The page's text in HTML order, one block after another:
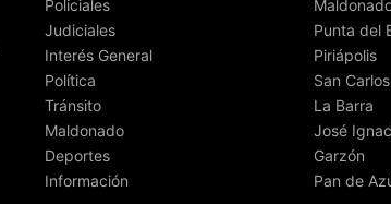
Policiales
Judiciales
Interés General
Política
Tránsito
Maldonado
Deportes
Información
Punta del
Piriápolis
San Carlos
La Barra
José
Garzón
Pan de